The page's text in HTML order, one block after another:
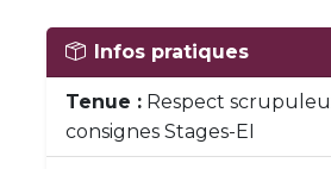
Infos pratiques
Tenue : Respect
consignes Stages-EI